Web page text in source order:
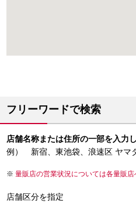
フリーワードで検索
店舗名称または住所の一部を入力
例） 新宿、東池袋、浪速区 ヤマ
量販店の営業状況については各量販店
店舗区分を指定